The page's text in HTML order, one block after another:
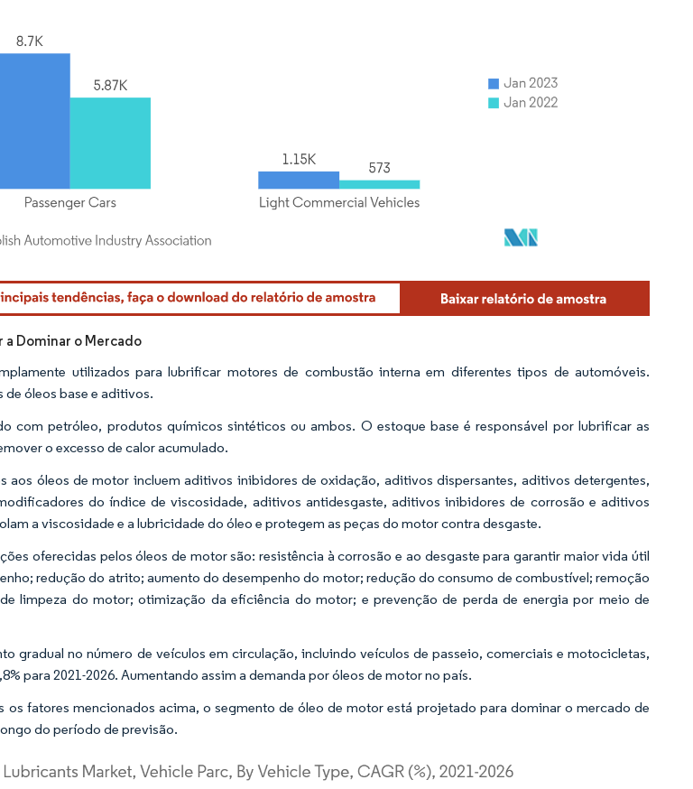
requer atribuição conforme CC BY 4.0.
Dominar o Mercado
utilizados para lubrificar motores de combustão interna em diferentes tipos de automóveis.
óleos base e aditivos.
com petróleo, produtos químicos sintéticos ou ambos. O estoque base é responsável por lubrificar as
o excesso de calor acumulado.
aos óleos de motor incluem aditivos inibidores de oxidação, aditivos dispersantes, aditivos detergentes,
do índice de viscosidade, aditivos antidesgaste, aditivos inibidores de corrosão e aditivos
a viscosidade e a lubricidade do óleo e protegem as peças do motor contra desgaste.
oferecidas pelos óleos de motor são: resistência à corrosão e ao desgaste para garantir maior vida útil
redução do atrito; aumento do desempenho do motor; redução do consumo de combustível; remoção
limpeza do motor; otimização da eficiência do motor; e prevenção de perda de energia por meio de
gradual no número de veículos em circulação, incluindo veículos de passeio, comerciais e motocicletas,
para 2021-2026. Aumentando assim a demanda por óleos de motor no país.
os fatores mencionados acima, o segmento de óleo de motor está projetado para dominar o mercado de
do período de previsão.